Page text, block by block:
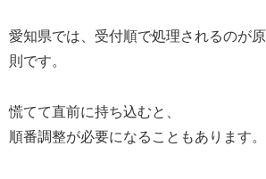
愛知県では、受付順で処理されるのが原
則です。
慌てて直前に持ち込むと、
順番調整が必要になることもあります。